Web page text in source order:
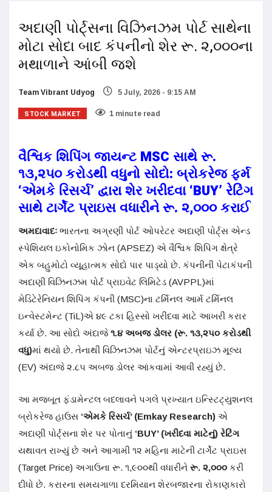
અદાણી પોર્ટ્સના વિઝિનઝમ પોર્ટ સાથેના
મોટા સોદા બાદ કંપનીનો શેર રૂ. ૨,૦૦૦ના
મથાળાને આંબી જશે
Team Vibrant Udyog 5 July, 2026 - 9:15 AM
STOCK MARKET 1 minute read
વૈશ્વિક શિપિંગ જાયન્ટ MSC સાથે રૂ.
૧૩,૨૫૦ કરોડથી વધુનો સોદો: બ્રોકરેજ ફર્મ
‘એમકે રિસર્ચ’ દ્વારા શેર ખરીદવા ‘BUY’ રેટિંગ
સાથે ટાર્ગેટ પ્રાઇસ વધારીને રૂ. ૨,૦૦૦ કરાઈ
અમદાવાદઃ ભારતના અગ્રણી પોર્ટ ઓપરેટર અદાણી પોર્ટ્સ એન્ડ
સ્પેશિયલ ઇકોનોમિક ઝોન (APSEZ) એ વૈશ્વિક શિપિંગ ક્ષેત્રે
એક બહુમોટો વ્યૂહાત્મક સોદો પાર પાડ્યો છે. કંપનીની પેટાકંપની
અદાણી વિઝિનઝમ પોર્ટ પ્રાઇવેટ લિમિટેડ (AVPPL)માં
મેડિટેરેનિયન શિપિંગ કંપની (MSC)ના ટર્મિનલ આર્મ ટર્મિનલ
ઇન્વેસ્ટમેન્ટ (TiL)એ ૪૯ ટકા હિસ્સો ખરીદવા માટે આખરી કરાર
કર્યા છે. આ સોદો અંદાજે ૧.૪ અબજ ડોલર (રૂ. ૧૩,૨૫૦ કરોડથી
વધુ)માં થયો છે. તેનાથી વિઝિનઝમ પોર્ટનું એન્ટરપ્રાઇઝ મૂલ્ય
(EV) અંદાજે ૨.૮૫ અબજ ડોલર આંકવામાં આવી રહ્યું છે.
આ મજબૂત ફંડામેન્ટલ બદલાવને પગલે પ્રખ્યાત ઇન્સ્ટિટ્યુશનલ
બ્રોકરેજ હાઉસ ‘એમકે રિસર્ચ’ (Emkay Research) એ
અદાણી પોર્ટ્સના શેર પર પોતાનું ‘BUY’ (ખરીદવા માટેનું) રેટિંગ
યથાવત રાખ્યું છે અને આગામી ૧૨ મહિના માટેની ટાર્ગેટ પ્રાઇસ
(Target Price) અગાઉના રૂ. ૧,૯૦૦થી વધારીને રૂ. ૨,૦૦૦ કરી
દીધો છે. કરારના સમયગાળા દરમિયાન શેરબજારના રોકાણકારો